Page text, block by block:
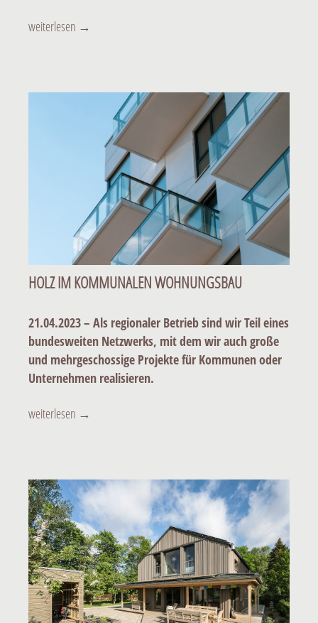
KfW-Mittel für das eigene Zuhause nutzen
weiterlesen →
HOLZ IM KOMMUNALEN WOHNUNGSBAU
21.04.2023 – Als regionaler Betrieb sind wir Teil eines
bundesweiten Netzwerks, mit dem wir auch große
und mehrgeschossige Projekte für Kommunen oder
Unternehmen realisieren.
Holz im kommunalen Wohnungsbau
weiterlesen →